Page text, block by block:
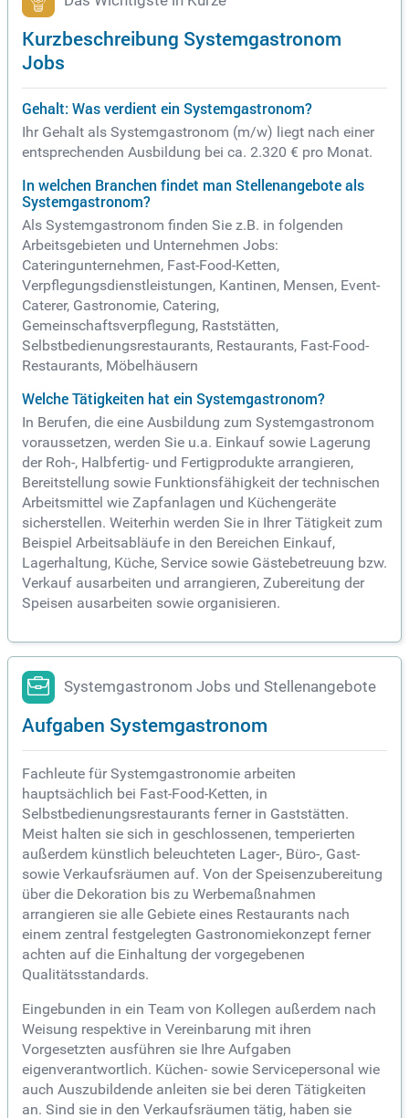
Kurzbeschreibung Systemgastronom
Jobs
Gehalt: Was verdient ein Systemgastronom?
Ihr Gehalt als Systemgastronom (m/w) liegt nach einer
entsprechenden Ausbildung bei ca. 2.320 € pro Monat.
In welchen Branchen findet man Stellenangebote als
Systemgastronom?
Als Systemgastronom finden Sie z.B. in folgenden
Arbeitsgebieten und Unternehmen Jobs:
Cateringunternehmen, Fast-Food-Ketten,
Verpflegungsdienstleistungen, Kantinen, Mensen, Event-
Caterer, Gastronomie, Catering,
Gemeinschaftsverpflegung, Raststätten,
Selbstbedienungsrestaurants, Restaurants, Fast-Food-
Restaurants, Möbelhäusern
Welche Tätigkeiten hat ein Systemgastronom?
In Berufen, die eine Ausbildung zum Systemgastronom
voraussetzen, werden Sie u.a. Einkauf sowie Lagerung
der Roh-, Halbfertig- und Fertigprodukte arrangieren,
Bereitstellung sowie Funktionsfähigkeit der technischen
Arbeitsmittel wie Zapfanlagen und Küchengeräte
sicherstellen. Weiterhin werden Sie in Ihrer Tätigkeit zum
Beispiel Arbeitsabläufe in den Bereichen Einkauf,
Lagerhaltung, Küche, Service sowie Gästebetreuung bzw.
Verkauf ausarbeiten und arrangieren, Zubereitung der
Speisen ausarbeiten sowie organisieren.
Systemgastronom Jobs und Stellenangebote
Aufgaben Systemgastronom
Fachleute für Systemgastronomie arbeiten
hauptsächlich bei Fast-Food-Ketten, in
Selbstbedienungsrestaurants ferner in Gaststätten.
Meist halten sie sich in geschlossenen, temperierten
außerdem künstlich beleuchteten Lager-, Büro-, Gast-
sowie Verkaufsräumen auf. Von der Speisenzubereitung
über die Dekoration bis zu Werbemaßnahmen
arrangieren sie alle Gebiete eines Restaurants nach
einem zentral festgelegten Gastronomiekonzept ferner
achten auf die Einhaltung der vorgegebenen
Qualitätsstandards.
Eingebunden in ein Team von Kollegen außerdem nach
Weisung respektive in Vereinbarung mit ihren
Vorgesetzten ausführen sie Ihre Aufgaben
eigenverantwortlich. Küchen- sowie Servicepersonal wie
auch Auszubildende anleiten sie bei deren Tätigkeiten
an. Sind sie in den Verkaufsräumen tätig, haben sie